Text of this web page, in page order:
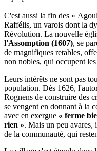
C'est aussi la fin des «
Raffélis, un varois dont la
Révolution. La nouvelle
l'Assomption (1607), se
de magnifiques retables,
non nobles, qui occupent
Leurs intérêts ne sont pas
population. Dès 1626,
Rognens de construire des
se vengent en donnant à la
avec en exergue « ferme
rien ». Mais un peu avares,
de la communauté, qui